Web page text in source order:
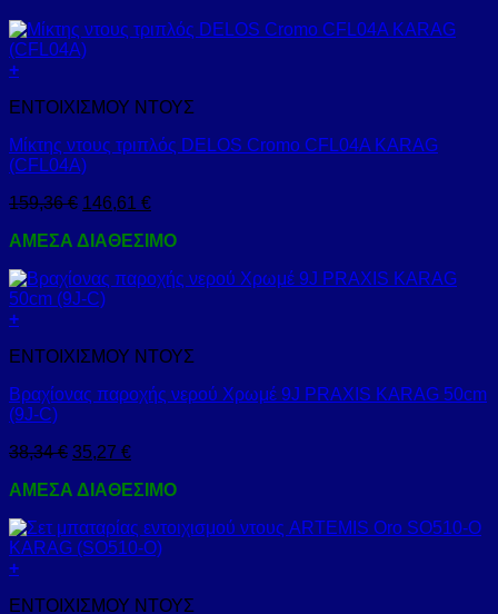
+
ΕΝΤΟΙΧΙΣΜΟΥ ΝΤΟΥΣ
Μίκτης ντους τριπλός DELOS Cromo CFL04A KARAG
(CFL04A)
159,36€ 146,61 €
ΑΜΕΣΑ ΔΙΑΘΕΣΙΜΟ
+
ΕΝΤΟΙΧΙΣΜΟΥ ΝΤΟΥΣ
Βραχίονας παροχής νερού Χρωμέ 9J PRAXIS KARAG 50cm
(9J-C)
38,34€ 35,27 €
ΑΜΕΣΑ ΔΙΑΘΕΣΙΜΟ
+
ΕΝΤΟΙΧΙΣΜΟΥ ΝΤΟΥΣ